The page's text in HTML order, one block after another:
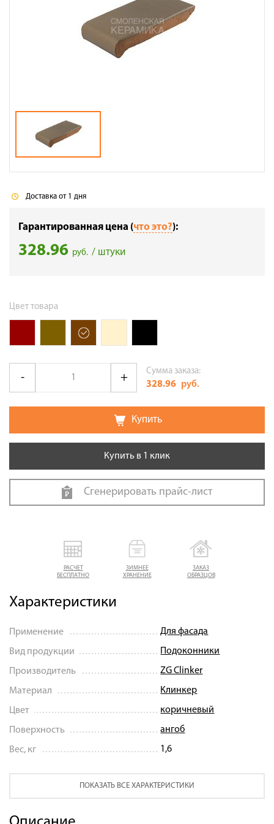
Галерея объектов
РАСЧЕТ
БЕСПЛАТНО
ЗИМНЕЕ
ХРАНЕНИЕ
ЗАКАЗ
ОБРАЗЦОВ
Характеристики
Применение Для фасада
Вид продукции Подоконники
Производитель ZG Clinker
Материал Клинкер
Цвет коричневый
Поверхность ангоб
Вес, кг 1,6
ПОКАЗАТЬ ВСЕ ХАРАКТЕРИСТИКИ
Доставка от 1 дня
Гарантированная цена (что это?):
328.96 руб. / штуки
Цвет товара
Сумма заказа:
328.96 руб.
Купить
Купить в 1 клик
Сгенерировать прайс-лист